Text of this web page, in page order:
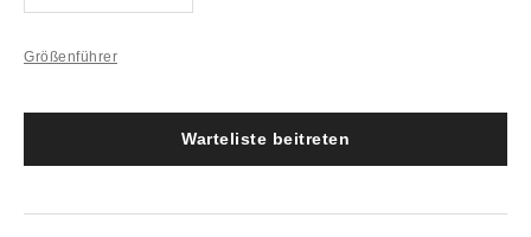
Größenführer
Warteliste beitreten